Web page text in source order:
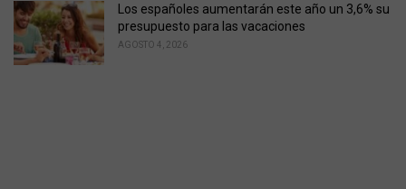
Los españoles aumentarán este año un 3,6% su
presupuesto para las vacaciones
AGOSTO 4, 2026